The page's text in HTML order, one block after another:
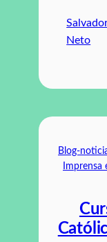
Neto
Blog-
Imprensa